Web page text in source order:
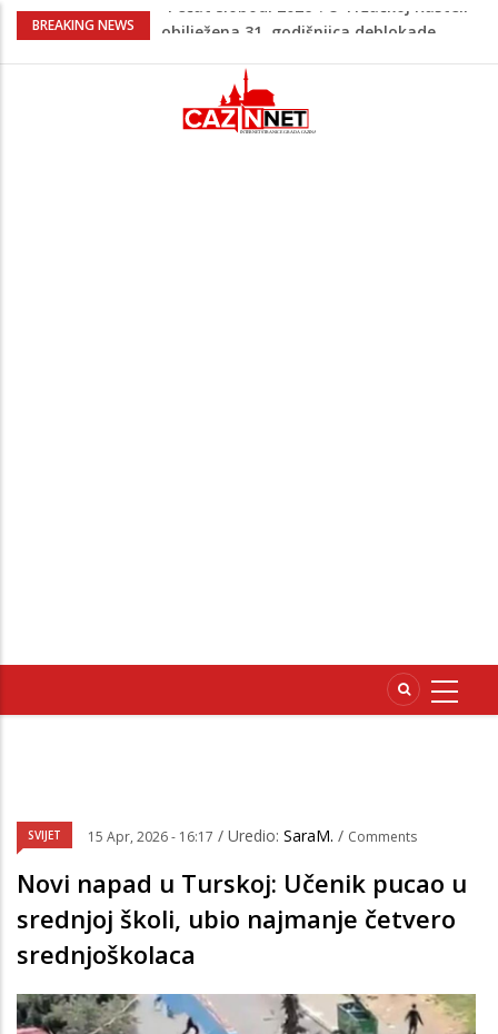
BREAKING NEWS
Porodica iz Krajine u centru afere,
Čestitka povodom Dana Grada Cazina
Velika Kladuša pod udarom požara:
Vatrogasci nadljudskim naporima
SVIJET 15 Apr, 2026 - 16:17 / Uredio: SaraM. / Comments
Novi napad u Turskoj: Učenik pucao u
srednjoj školi, ubio najmanje četvero
srednjoškolaca